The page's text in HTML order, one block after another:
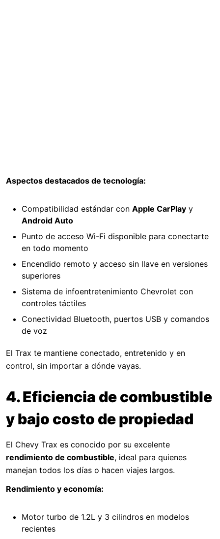
Aspectos destacados de tecnología:
Compatibilidad estándar con Apple CarPlay y
Android Auto
Punto de acceso Wi-Fi disponible para conectarte
en todo momento
Encendido remoto y acceso sin llave en versiones
superiores
Sistema de infoentretenimiento Chevrolet con
controles táctiles
Conectividad Bluetooth, puertos USB y comandos
de voz
El Trax te mantiene conectado, entretenido y en
control, sin importar a dónde vayas.
4. Eficiencia de combustible
y bajo costo de propiedad
El Chevy Trax es conocido por su excelente
rendimiento de combustible, ideal para quienes
manejan todos los días o hacen viajes largos.
Rendimiento y economía:
Motor turbo de 1.2L y 3 cilindros en modelos
recientes